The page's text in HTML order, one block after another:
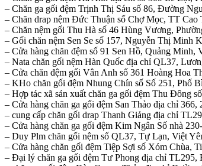
– Chăn ga gối đệm Trịnh Thị Sáu số 86, Đường
– Chăn drap nệm Đức Thuận số Chợ Mọc, TT Cao
– Chăn nệm gối Thu Hà số 46 Hùng Vương,
– Gối chăn nệm Sen Se số 157, Nguyễn Thị Minh
– Cửa hàng chăn đệm số 91 Sen Hồ, Quảng Minh,
– Nata chăn gối nệm Hàn Quốc địa chỉ QL37,
– Cửa chăn đệm gối Vân Anh số 361 Hoàng Hoa
– KHo chăn gối đệm Nhung Chín số Số 251, Phố
– Hợp tác xã sản xuất chăn ga gối đệm Thu Đông
– Cửa hàng chăn ga gối đệm San Thảo địa chỉ
– cung cấp chăn gối drap Thanh Giảng địa chỉ
– Cửa hàng chăn ga gối đệm Kim Ngân Số nhà
– Duy Plm chăn gối nệm số QL37, Tự Lạn, Việt
– Cửa hàng chăn gối đệm Tiệp Sợi số Xóm Chùa,
– Đại lý chăn ga gối đệm Tư Phong địa chỉ TL295,